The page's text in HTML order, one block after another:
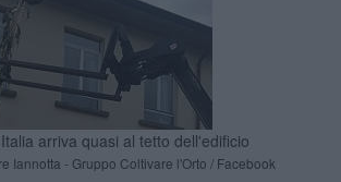
arriva quasi al tetto dell'edificio
Iannotta - Gruppo Coltivare l'Orto / Facebook